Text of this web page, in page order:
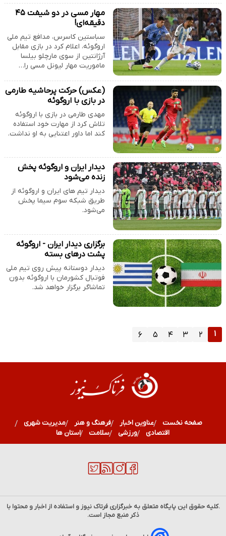
مهار مسی در دو شیفت ۴۵
دقیقه‌ای!
سباستین کاسرس، مدافع تیم ملی
اروگوئه، اعلام کرد در بازی مقابل
آرژانتین از سوی مارچلو بیلسا
ماموریت مهار لیونل مسی را…
(عکس) حرکت پرحاشیه طارمی
در بازی با اروگوئه
مهدی طارمی در بازی با اروگوئه
تلاش کرد از مهارت خود استفاده
کند اما داور اعتنایی به او نداشت.
دیدار ایران و اروگوئه پخش
زنده می‌شود
دیدار تیم های ایران و اروگوئه از
طریق شبکه سوم سیما پخش
می‌شود.
برگزاری دیدار ایران - اروگوئه
پشت درهای بسته
دیدار دوستانه پیش روی تیم ملی
فوتبال کشورمان با اروگوئه بدون
تماشاگر برگزار خواهد شد.
۱ ۲ ۳ ۴ ۵ ۶
صفحه نخست عناوین اخبار فرهنگ و هنر
مدیریت شهری
اقتصادی
ورزشی سلامت استان ها
.کلیه حقوق این پایگاه متعلق به خبرگزاریفرتاک نیوز و استفاده از اخبار و محتوا با
ذکر منبع مجاز است.